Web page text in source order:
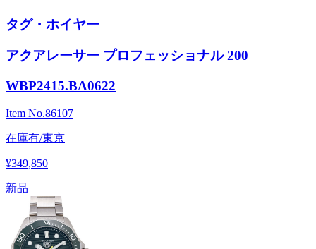
タグ・ホイヤー
アクアレーサー プロフェッショナル 200
WBP2415.BA0622
Item No.86107
在庫有/東京
¥349,850
新品